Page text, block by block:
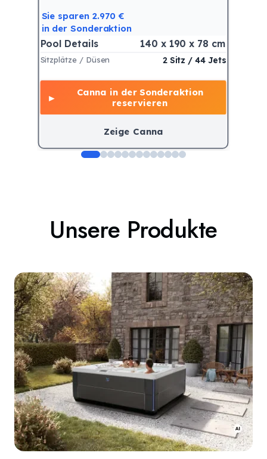
Sie sparen 2.970 €
in der Sonderaktion
Pool Details 140 x 190 x 78 cm
Sitzplätze / Düsen 2 Sitz / 44 Jets
►
Canna in der Sonderaktion
reservieren
Zeige Canna
Unsere Produkte